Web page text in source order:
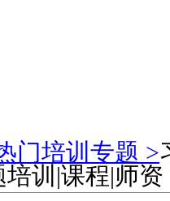
门培训专题 >
训|课程|师资